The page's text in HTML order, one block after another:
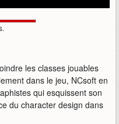
les classes jouables
dans le jeu, NCsoft en
qui esquissent son
du character design dans